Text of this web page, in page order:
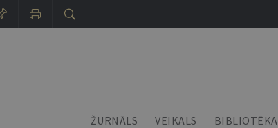
ŽURNĀLS VEIKALS BIBLIOTĒKA